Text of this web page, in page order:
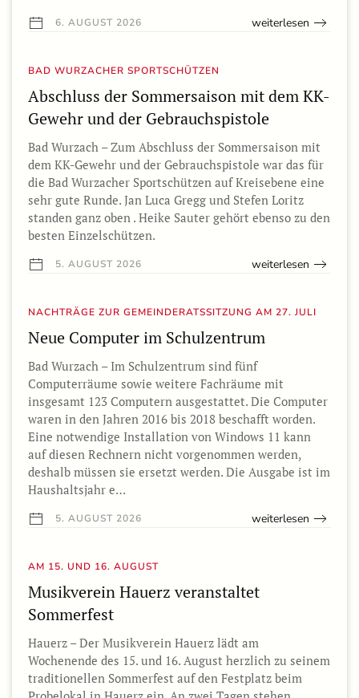
6. AUGUST 2026 weiterlesen
BAD WURZACHER SPORTSCHÜTZEN
Abschluss der Sommersaison mit dem KK-
Gewehr und der Gebrauchspistole
Bad Wurzach – Zum Abschluss der Sommersaison mit
dem KK-Gewehr und der Gebrauchspistole war das für
die Bad Wurzacher Sportschützen auf Kreisebene eine
sehr gute Runde. Jan Luca Gregg und Stefen Loritz
standen ganz oben . Heike Sauter gehört ebenso zu den
besten Einzelschützen.
5. AUGUST 2026 weiterlesen
NACHTRÄGE ZUR GEMEINDERATSSITZUNG AM 27. JULI
Neue Computer im Schulzentrum
Bad Wurzach – Im Schulzentrum sind fünf
Computerräume sowie weitere Fachräume mit
insgesamt 123 Computern ausgestattet. Die Computer
waren in den Jahren 2016 bis 2018 beschafft worden.
Eine notwendige Installation von Windows 11 kann
auf diesen Rechnern nicht vorgenommen werden,
deshalb müssen sie ersetzt werden. Die Ausgabe ist im
Haushaltsjahr e…
5. AUGUST 2026 weiterlesen
AM 15. UND 16. AUGUST
Musikverein Hauerz veranstaltet
Sommerfest
Hauerz – Der Musikverein Hauerz lädt am
Wochenende des 15. und 16. August herzlich zu seinem
traditionellen Sommerfest auf den Festplatz beim